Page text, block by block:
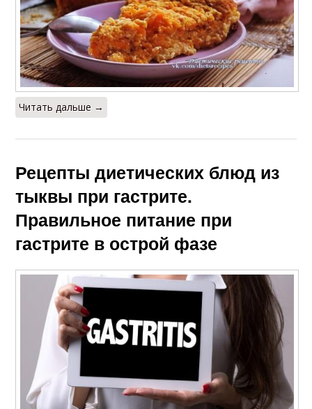
Читать дальше →
Рецепты диетических блюд из
тыквы при гастрите.
Правильное питание при
гастрите в острой фазе